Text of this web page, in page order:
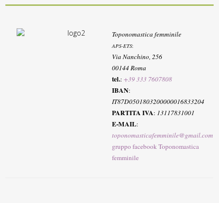
Toponomastica femminile
APS-ETS:
Via Nanchino, 256
00144 Roma
tel.:+39 333 7607808
IBAN:
IT87D0501803200000016833204
PARTITA IVA: 13117831001
E-MAIL:
toponomasticafemminile@gmail.com
gruppo facebook Toponomastica
femminile